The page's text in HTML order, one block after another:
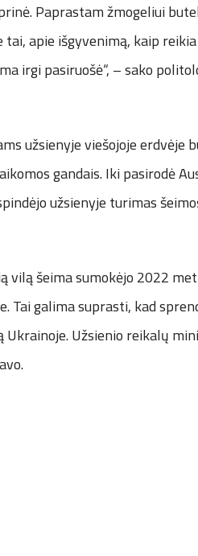
Paprastam žmogeliui
apie išgyvenimą, kaip
irgi pasiruošė“, – sako
užsienyje viešojoje erdvėje
gandais. Iki pasirodė
užsienyje turimas
vilą šeima sumokėjo 2022
Tai galima suprasti, kad
Užsienio reikalų